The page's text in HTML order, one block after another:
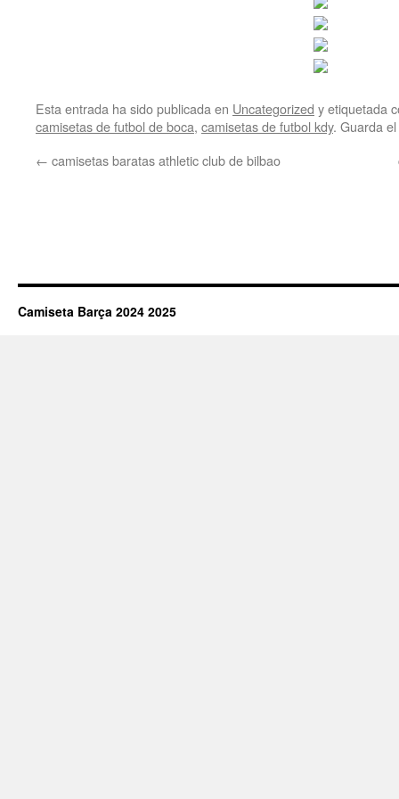
Esta entrada ha sido publicada en Uncategorized y etiquetada
camisetas de futbol de boca, camisetas de futbol kdy. Guarda el
← camisetas baratas athletic club de bilbao
Camiseta Barça 2024 2025